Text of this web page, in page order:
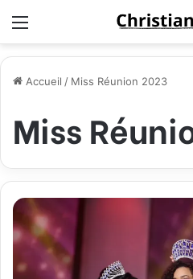
Accueil / Miss Réunion 2023
Miss